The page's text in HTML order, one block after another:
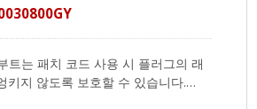
트는 패치 코드 사용 시 플러그의 래
키지 않도록 보호할 수 있습니다.